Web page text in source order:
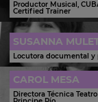
Productor Musical,
Certified Trainer
SUSANNA
Locutora documental y
CAROL MESA
Directora Técnica